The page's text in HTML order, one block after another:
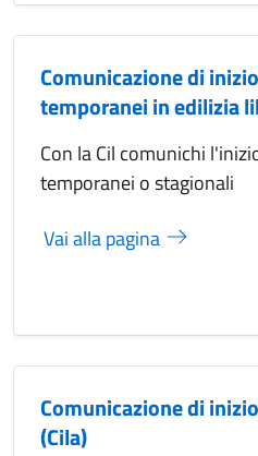
Comunicazione di
temporanei in edilizia
Con la Cil comunichi
temporanei o stagionali
Vai alla pagina
Comunicazione di
(Cila)